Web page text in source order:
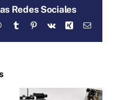
Redes Sociales
WhatsApp
Tumblr Pinterest
Vk Xing Correo